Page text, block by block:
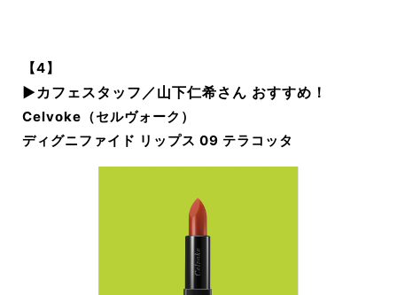
【4】
▶︎カフェスタッフ／山下仁希さん おすすめ！
Celvoke（セルヴォーク）
ディグニファイド リップス 09 テラコッタ